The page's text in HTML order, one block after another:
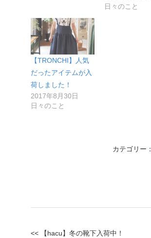
日々のこと
【TRONCHI】人気
だったアイテムが入
荷しました！
2017年8月30日
日々のこと
カテゴリー：
<< 【hacu】冬の靴下入荷中！